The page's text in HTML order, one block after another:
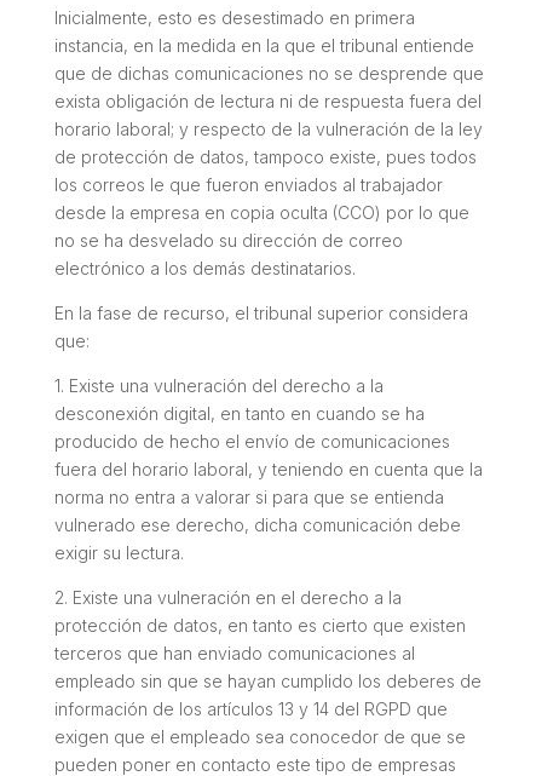
Inicialmente, esto es desestimado en primera
instancia, en la medida en la que el tribunal entiende
que de dichas comunicaciones no se desprende que
exista obligación de lectura ni de respuesta fuera del
horario laboral; y respecto de la vulneración de la ley
de protección de datos, tampoco existe, pues todos
los correos le que fueron enviados al trabajador
desde la empresa en copia oculta (CCO) por lo que
no se ha desvelado su dirección de correo
electrónico a los demás destinatarios.
En la fase de recurso, el tribunal superior considera
que:
1. Existe una vulneración del derecho a la
desconexión digital, en tanto en cuando se ha
producido de hecho el envío de comunicaciones
fuera del horario laboral, y teniendo en cuenta que la
norma no entra a valorar si para que se entienda
vulnerado ese derecho, dicha comunicación debe
exigir su lectura.
2. Existe una vulneración en el derecho a la
protección de datos, en tanto es cierto que existen
terceros que han enviado comunicaciones al
empleado sin que se hayan cumplido los deberes de
información de los artículos 13 y 14 del RGPD que
exigen que el empleado sea conocedor de que se
pueden poner en contacto este tipo de empresas